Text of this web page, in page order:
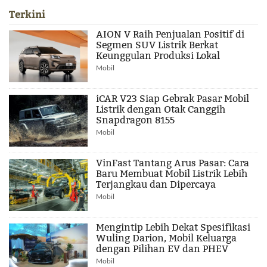
Terkini
AION V Raih Penjualan Positif di
Segmen SUV Listrik Berkat
Keunggulan Produksi Lokal
Mobil
iCAR V23 Siap Gebrak Pasar Mobil
Listrik dengan Otak Canggih
Snapdragon 8155
Mobil
VinFast Tantang Arus Pasar: Cara
Baru Membuat Mobil Listrik Lebih
Terjangkau dan Dipercaya
Mobil
Mengintip Lebih Dekat Spesifikasi
Wuling Darion, Mobil Keluarga
dengan Pilihan EV dan PHEV
Mobil